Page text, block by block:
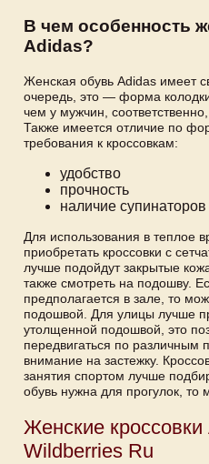
В чем особенность
Adidas?
Женская обувь Adidas имеет
очередь, это — форма
чем у мужчин,
Также имеется отличие по
требования к кроссовкам:
удобство
прочность
наличие супинаторов
Для использования в теплое
приобретать кроссовки с
лучше подойдут закрытые
также смотреть на подошву.
предполагается в зале, то
подошвой. Для улицы лучше
утолщенной подошвой, это
передвигаться по различным
внимание на застежку.
занятия спортом лучше
обувь нужна для прогулок, то
Женские кроссовки
Wildberries Ru